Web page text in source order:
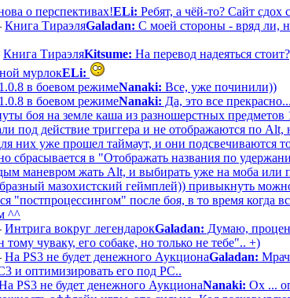
о перспективах!ELi: Ребят, а чёй-то? Сайт сдох
Книга ТираэляGaladan: С моей стороны - вряд ли,
Книга ТираэляKitsume: На перевод надеяться
мурлокELi:
1.0.8 в боевом режимеNanaki: Все, уже починили))
1.0.8 в боевом режимеNanaki: Да, это все
боя на земле каша из разношерстных
под действие триггера и не отображаются по
них уже прошел таймаут, и они подсвечиваются
сбрасывается в "Отображать названия по
маневром жать Alt, и выбирать уже на моба или
мазохистский геймплей)) привыкнуть
"постпроцессингом" после боя, в то время
^^
Интрига вокруг легендарокGaladan: Думаю,
тому чуваку, его собаке, но только не тебе".. +)
На PS3 не будет денежного АукционаGaladan:
и оптимизировать его под РС..
PS3 не будет денежного АукционаNanaki: Ох ...